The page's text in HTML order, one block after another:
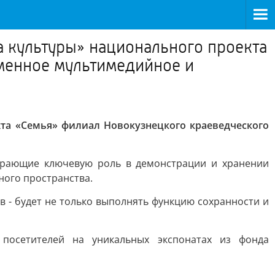
национального проекта
мультимедийное и
«Семья» филиал Новокузнецкого краеведческого
ключевую роль в демонстрации и хранении
пространства.
будет не только выполнять функцию сохранности и
на уникальных экспонатах из фонда